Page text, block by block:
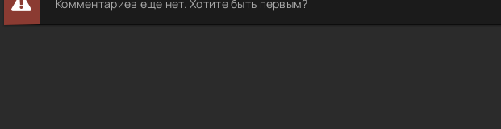
Комментариев еще нет. Хотите быть первым?